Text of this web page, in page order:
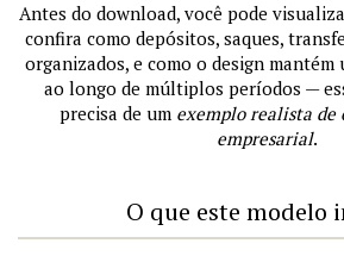
Antes do download, você pode
confira como depósitos, saques,
organizados, e como o design mantém
ao longo de múltiplos períodos —
precisa de um exemplo realista
empresarial.
O que este modelo